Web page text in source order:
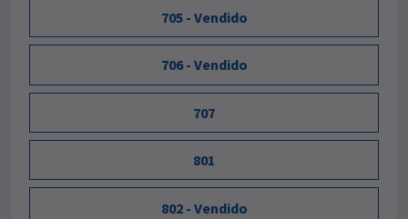
705 - Vendido
706 - Vendido
707
801
802 - Vendido